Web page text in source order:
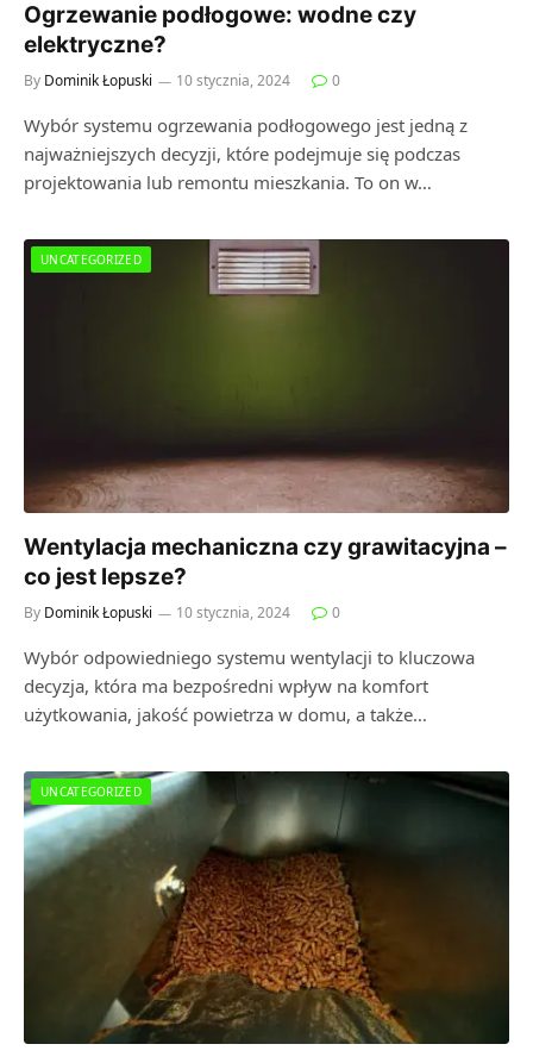
Ogrzewanie podłogowe: wodne czy
elektryczne?
By Dominik Łopuski 10 stycznia, 2024 0
Wybór systemu ogrzewania podłogowego jest jedną z
najważniejszych decyzji, które podejmuje się podczas
projektowania lub remontu mieszkania. To on w…
UNCATEGORIZED
Wentylacja mechaniczna czy grawitacyjna –
co jest lepsze?
By Dominik Łopuski 10 stycznia, 2024 0
Wybór odpowiedniego systemu wentylacji to kluczowa
decyzja, która ma bezpośredni wpływ na komfort
użytkowania, jakość powietrza w domu, a także…
UNCATEGORIZED